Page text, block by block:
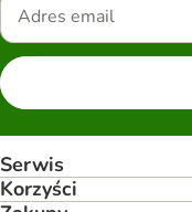
Serwis
Korzyści